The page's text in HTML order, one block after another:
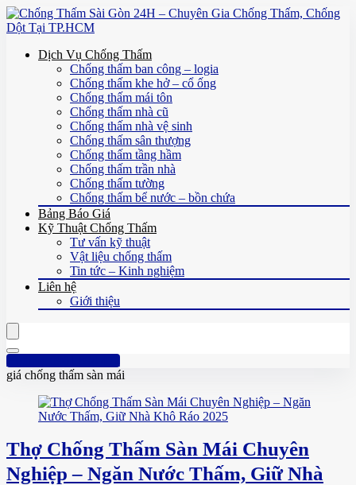
Dịch Vụ Chống Thấm
Chống thấm ban công – logia
Chống thấm khe hở – cổ ống
Chống thấm mái tôn
Chống thấm nhà cũ
Chống thấm nhà vệ sinh
Chống thấm sân thượng
Chống thấm tầng hầm
Chống thấm trần nhà
Chống thấm tường
Chống thấm bể nước – bồn chứa
Bảng Báo Giá
Kỹ Thuật Chống Thấm
Tư vấn kỹ thuật
Vật liệu chống thấm
Tin tức – Kinh nghiệm
Liên hệ
Giới thiệu
Hotline: 0961 894 472
giá chống thấm sàn mái
Thợ Chống Thấm Sàn Mái Chuyên
Nghiệp – Ngăn Nước Thấm, Giữ Nhà